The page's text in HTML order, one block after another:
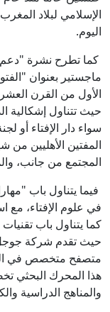
الإسلامي لبلاد
اليوم.
كما تطرح نشرة
ماجستير بعنوان
الأول من القرن
حيث تتناول إشكالية
سواء دار الإفتاء أو
المفتين الأهليين من
المجتمع من جانب،
فيما يتناول باب
في علوم الإفتاء، مع
كما يتناول باب
حيث تقدم شركة جوجل
متصفح متخصص في
هذا المحرك البحثي
والمناهج الدراسية